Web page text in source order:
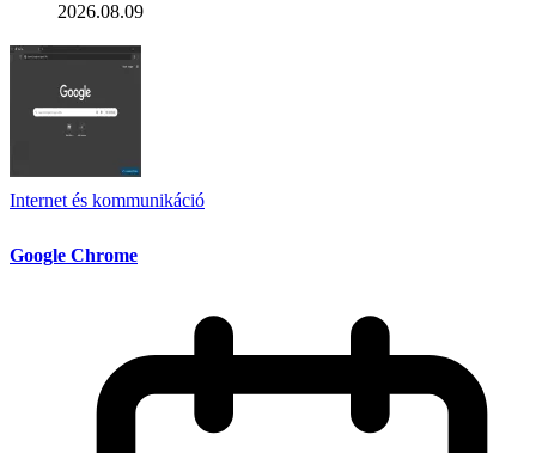
2026.08.09
Internet és kommunikáció
Google Chrome